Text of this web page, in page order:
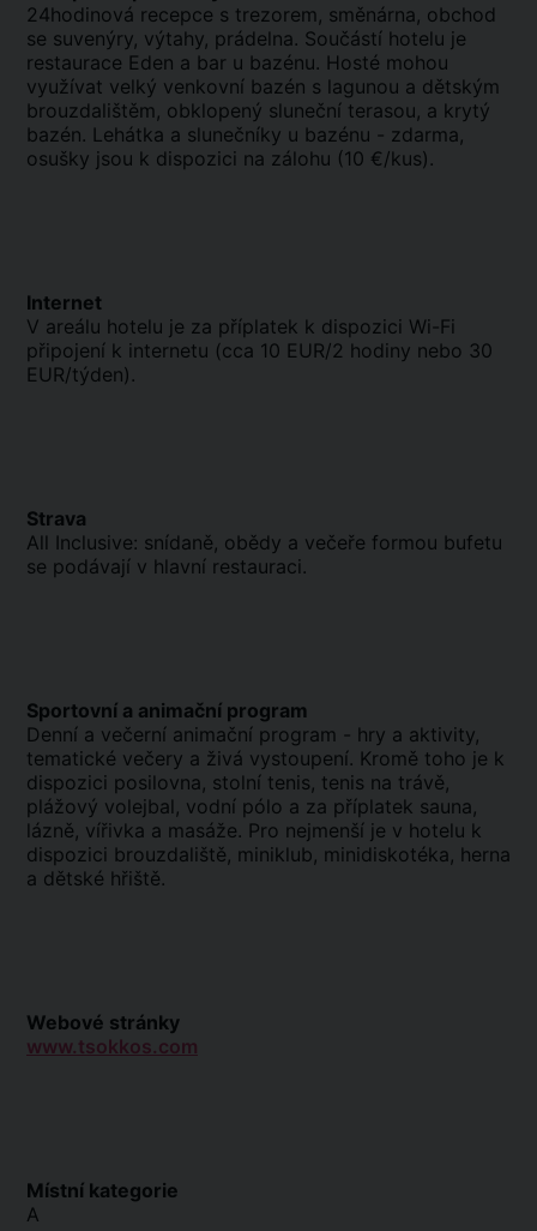
24hodinová recepce s trezorem, směnárna, obchod
se suvenýry, výtahy, prádelna. Součástí hotelu je
restaurace Eden a bar u bazénu. Hosté mohou
využívat velký venkovní bazén s lagunou a dětským
brouzdalištěm, obklopený sluneční terasou, a krytý
bazén. Lehátka a slunečníky u bazénu - zdarma,
osušky jsou k dispozici na zálohu (10 €/kus).
Internet
V areálu hotelu je za příplatek k dispozici Wi-Fi
připojení k internetu (cca 10 EUR/2 hodiny nebo 30
EUR/týden).
Strava
All Inclusive: snídaně, obědy a večeře formou bufetu
se podávají v hlavní restauraci.
Sportovní a animační program
Denní a večerní animační program - hry a aktivity,
tematické večery a živá vystoupení. Kromě toho je k
dispozici posilovna, stolní tenis, tenis na trávě,
plážový volejbal, vodní pólo a za příplatek sauna,
lázně, vířivka a masáže. Pro nejmenší je v hotelu k
dispozici brouzdaliště, miniklub, minidiskotéka, herna
a dětské hřiště.
Webové stránky
www.tsokkos.com
Místní kategorie
A